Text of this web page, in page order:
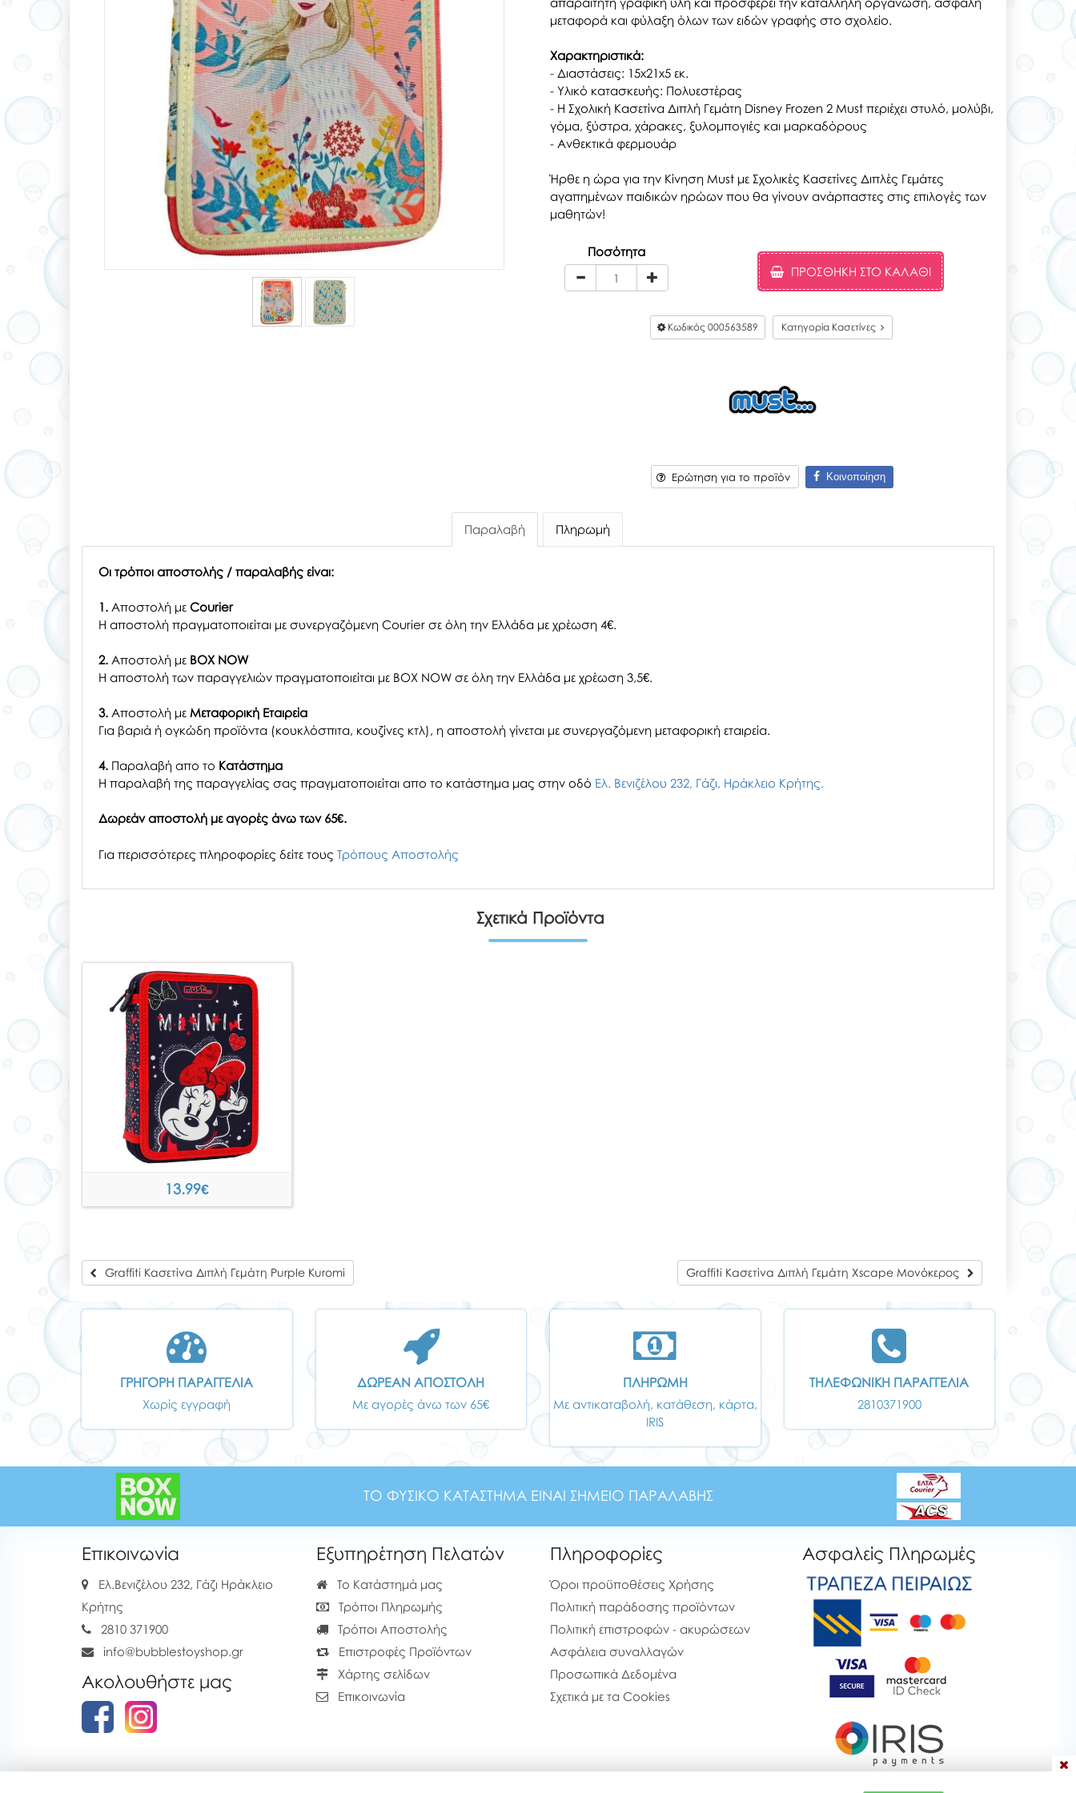
μεταφορά και φύλαξη όλων των ειδών γραφής στο σχολείο.
Χαρακτηριστικά:
- Διαστάσεις: 15x21x5 εκ.
- Υλικό κατασκευής: Πολυεστέρας
- Η Σχολική Κασετίνα Διπλή Γεμάτη Disney Frozen 2 Must περιέχει στυλό, μολύβι,
γόμα, ξύστρα, χάρακες, ξυλομπογιές και μαρκαδόρους
- Ανθεκτικά φερμουάρ
Ήρθε η ώρα για την Κίνηση Must με Σχολικές Κασετίνες Διπλές Γεμάτες
αγαπημένων παιδικών ηρώων που θα γίνουν ανάρπαστες στις επιλογές των
μαθητών!
Ποσότητα
ΠΡΟΣΘΉΚΗ ΣΤΟ ΚΑΛΆΘΙ
Κωδικός 000563589 Κατηγορία Κασετίνες
Ερώτηση για το προϊόν Κοινοποίηση
Παραλαβή Πληρωμή
Οι τρόποι αποστολής / παραλαβής είναι:
1. Αποστολή με Courier
Η αποστολή πραγματοποιείται με συνεργαζόμενη Courier σε όλη την Ελλάδα με χρέωση 4€.
2. Αποστολή με BOX NOW
Η αποστολή των παραγγελιών πραγματοποιείται με BOX NOW σε όλη την Ελλάδα με χρέωση 3,5€.
3. Αποστολή με Μεταφορική Εταιρεία
Για βαριά ή ογκώδη προϊόντα (κουκλόσπιτα, κουζίνες κτλ), η αποστολή γίνεται με συνεργαζόμενη μεταφορική εταιρεία.
4. Παραλαβή απο το Κατάστημα
H παραλαβή της παραγγελίας σας πραγματοποιείται απο το κατάστημα μας στην οδό Ελ. Βενιζέλου 232, Γάζι, Ηράκλειο Κρήτης.
Δωρεάν αποστολή με αγορές άνω των 65€.
Για περισσότερες πληροφορίες δείτε τους Τρόπους Αποστολής
Σχετικά Προϊόντα
13.99€
Graffiti Κασετίνα Διπλή Γεμάτη Purple Kuromi Graffiti Κασετίνα Διπλή Γεμάτη Xscape Μονόκερος
ΓΡΗΓΟΡΗ ΠΑΡΑΓΓΕΛΙΑ
Χωρίς εγγραφή
ΔΩΡΕΑΝ ΑΠΟΣΤΟΛΗ
Με αγορές άνω των 65€
ΠΛΗΡΩΜΗ
Με αντικαταβολή, κατάθεση, κάρτα,
IRIS
ΤΗΛΕΦΩΝΙΚΗ ΠΑΡΑΓΓΕΛΙΑ
2810371900
ΤΟ ΦΥΣΙΚΟ ΚΑΤΑΣΤΗΜΑ ΕΙΝΑΙ ΣΗΜΕΙΟ ΠΑΡΑΛΑΒΗΣ
Επικοινωνία
Ελ.Βενιζέλου 232, Γάζι Ηράκλειο
Κρήτης
2810 371900
info@bubblestoyshop.gr
Ακολουθήστε μας
Εξυπηρέτηση Πελατών
Το Κατάστημά μας
Τρόποι Πληρωμής
Τρόποι Αποστολής
Επιστροφές Προϊόντων
Χάρτης σελίδων
Επικοινωνία
Πληροφορίες
Όροι προϋποθέσεις Χρήσης
Πολιτική παράδοσης προϊόντων
Πολιτική επιστροφών - ακυρώσεων
Ασφάλεια συναλλαγών
Προσωπικά Δεδομένα
Σχετικά με τα Cookies
Ασφαλείς Πληρωμές